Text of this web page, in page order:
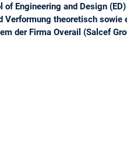
Engineering and Design
Verformung theoretisch
der Firma Overail (Salcef